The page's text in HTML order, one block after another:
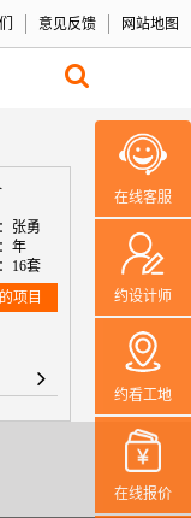
意见反馈 网站地图
在线客服
约设计师
约看工地
在线报价
张勇
年
16套
项目